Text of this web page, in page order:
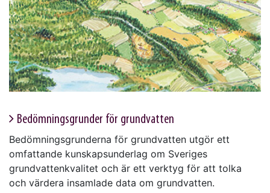
Bedömningsgrunder för grundvatten
Bedömningsgrunderna för grundvatten utgör ett
omfattande kunskapsunderlag om Sveriges
grundvattenkvalitet och är ett verktyg för att tolka
och värdera insamlade data om grundvatten.